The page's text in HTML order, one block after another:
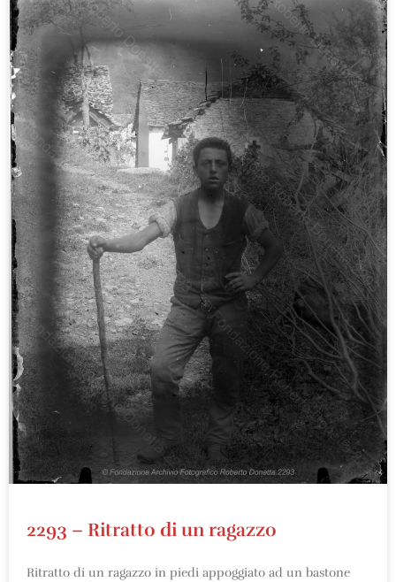
2293 – Ritratto di un ragazzo
Ritratto di un ragazzo in piedi appoggiato ad un bastone